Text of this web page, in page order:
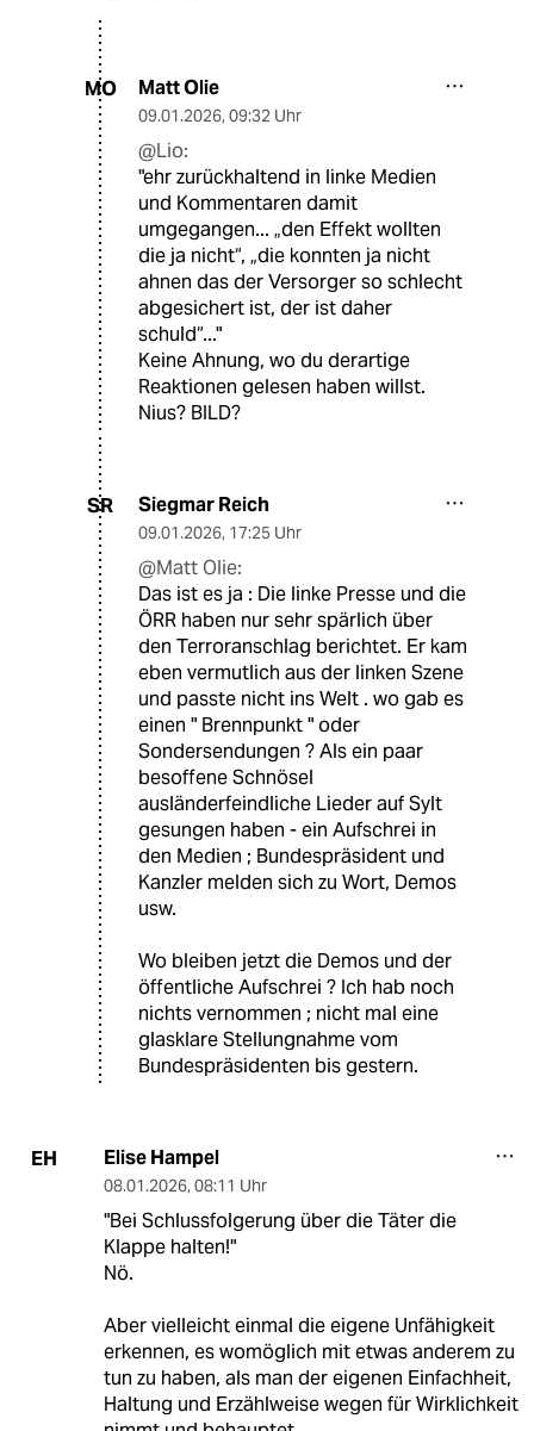
MO Matt Olie
09.01.2026, 09:32 Uhr
@Lio:
"ehr zurückhaltend in linke Medien
und Kommentaren damit
umgegangen... „den Effekt wollten
die ja nicht“, „die konnten ja nicht
ahnen das der Versorger so schlecht
abgesichert ist, der ist daher
schuld“..."
Keine Ahnung, wo du derartige
Reaktionen gelesen haben willst.
Nius? BILD?
SR Siegmar Reich
09.01.2026, 17:25 Uhr
@Matt Olie:
Das ist es ja : Die linke Presse und die
ÖRR haben nur sehr spärlich über
den Terroranschlag berichtet. Er kam
eben vermutlich aus der linken Szene
und passte nicht ins Welt . wo gab es
einen " Brennpunkt " oder
Sondersendungen ? Als ein paar
besoffene Schnösel
ausländerfeindliche Lieder auf Sylt
gesungen haben - ein Aufschrei in
den Medien ; Bundespräsident und
Kanzler melden sich zu Wort, Demos
usw.
Wo bleiben jetzt die Demos und der
öffentliche Aufschrei ? Ich hab noch
nichts vernommen ; nicht mal eine
glasklare Stellungnahme vom
Bundespräsidenten bis gestern.
EH Elise Hampel
08.01.2026, 08:11 Uhr
"Bei Schlussfolgerung über die Täter die
Klappe halten!"
Nö.
Aber vielleicht einmal die eigene Unfähigkeit
erkennen, es womöglich mit etwas anderem zu
tun zu haben, als man der eigenen Einfachheit,
Haltung und Erzählweise wegen für Wirklichkeit